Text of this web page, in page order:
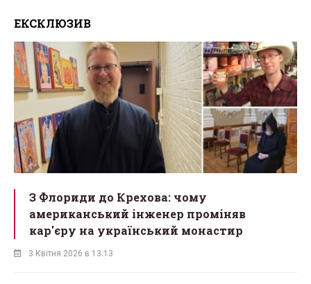
ЕКСКЛЮЗИВ
З Флориди до Крехова: чому
американський інженер проміняв
кар'єру на український монастир
3 Квітня 2026 в 13:13